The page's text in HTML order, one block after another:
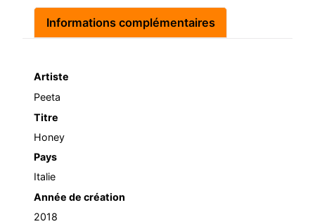
Informations complémentaires
Artiste
Peeta
Titre
Honey
Pays
Italie
Année de création
2018